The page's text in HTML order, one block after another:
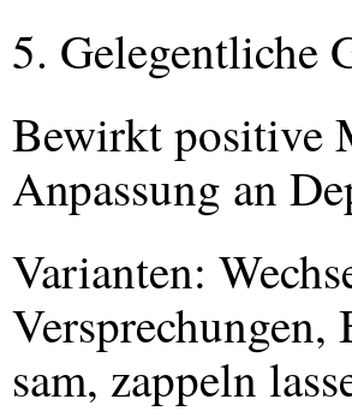
5. Gelegentliche
Bewirkt positive
Anpassung an
Varianten:
sam, zappeln